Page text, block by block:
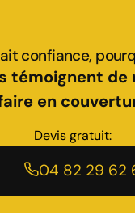
confiance,
témoignent de
en
Devis gratuit:
04 82 29 62